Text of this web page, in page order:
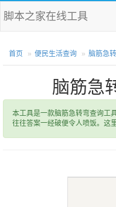
脚本之家在线工具
首页 便民生活查询 脑筋急
脑筋急
本工具是一款脑筋急转弯查询工
往往答案一经破便令人喷饭。这